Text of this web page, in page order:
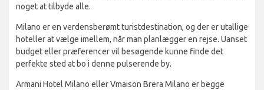
noget at tilbyde alle.
Milano er en verdensberømt turistdestination, og der er utallige
hoteller at vælge imellem, når man planlægger en rejse. Uanset
budget eller præferencer vil besøgende kunne finde det
perfekte sted at bo i denne pulserende by.
Armani Hotel Milano eller Vmaison Brera Milano er begge